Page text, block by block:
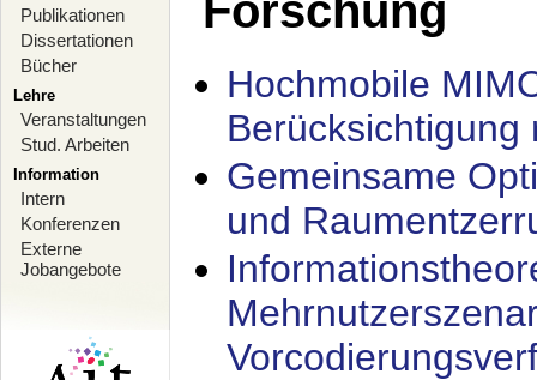
Publikationen
Dissertationen
Bücher
Lehre
Veranstaltungen
Stud. Arbeiten
Information
Intern
Konferenzen
Externe
Jobangebote
Forschung
Hochmobile
Berücksichtigung
Gemeinsame
und